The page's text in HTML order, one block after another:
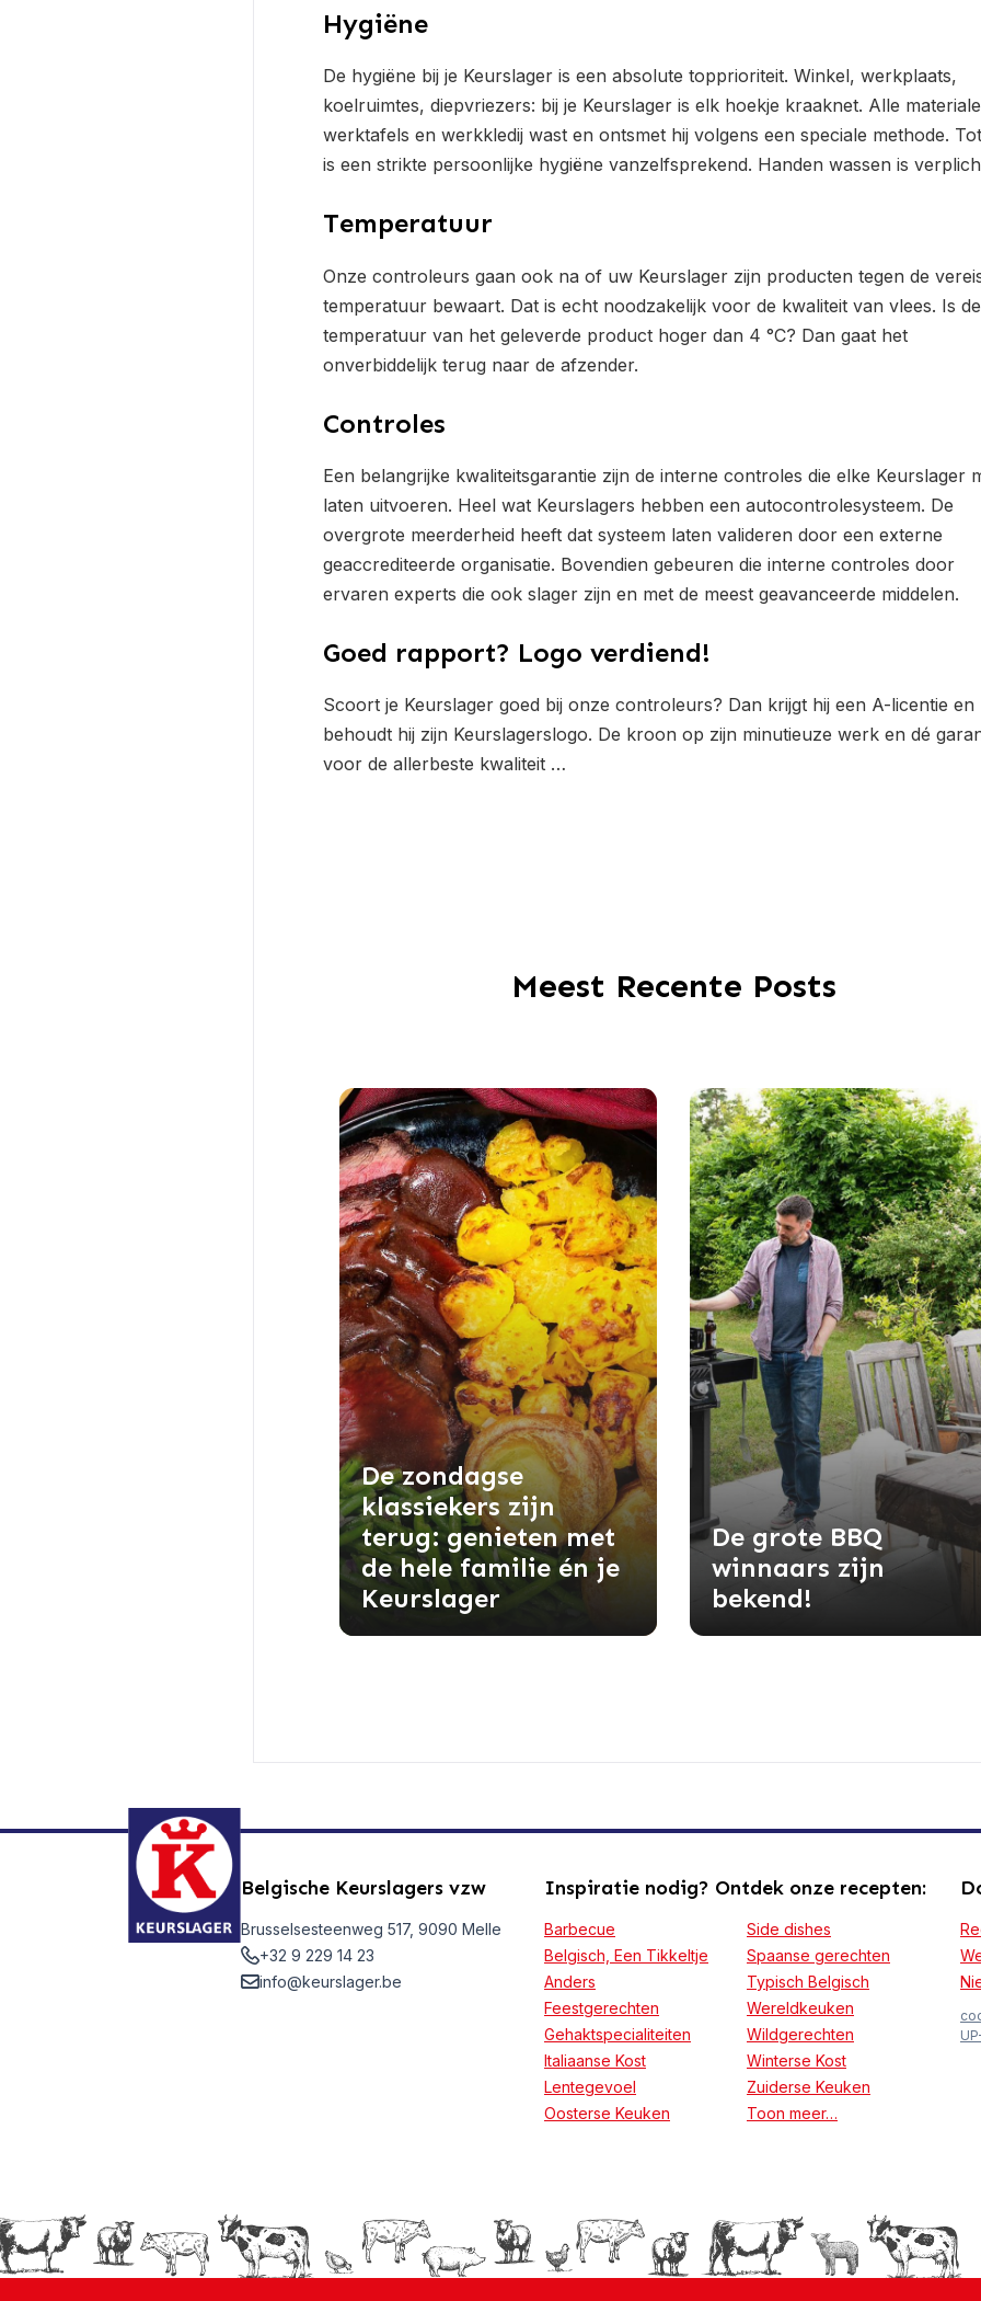
Hygiëne
De hygiëne bij je Keurslager is een absolute topprioriteit. Winkel, werkplaats,
koelruimtes, diepvriezers: bij je Keurslager is elk hoekje kraaknet. Alle
werktafels en werkkledij wast en ontsmet hij volgens een speciale methode.
is een strikte persoonlijke hygiëne vanzelfsprekend. Handen wassen is
Temperatuur
Onze controleurs gaan ook na of uw Keurslager zijn producten tegen de
temperatuur bewaart. Dat is echt noodzakelijk voor de kwaliteit van vlees. Is de
temperatuur van het geleverde product hoger dan 4 °C? Dan gaat het
onverbiddelijk terug naar de afzender.
Controles
Een belangrijke kwaliteitsgarantie zijn de interne controles die elke Keurslager
laten uitvoeren. Heel wat Keurslagers hebben een autocontrolesysteem. De
overgrote meerderheid heeft dat systeem laten valideren door een externe
geaccrediteerde organisatie. Bovendien gebeuren die interne controles door
ervaren experts die ook slager zijn en met de meest geavanceerde middelen.
Goed rapport? Logo verdiend!
Scoort je Keurslager goed bij onze controleurs? Dan krijgt hij een A-licentie en
behoudt hij zijn Keurslagerslogo. De kroon op zijn minutieuze werk en dé
voor de allerbeste kwaliteit …
Meest Recente Posts
De zondagse
klassiekers zijn
terug: genieten met
de hele familie én je
Keurslager
De grote BBQ
winnaars zijn
bekend!
Belgische Keurslagers vzw
Brusselsesteenweg 517, 9090 Melle
+32 9 229 14 23
info@keurslager.be
Inspiratie nodig? Ontdek onze recepten:
Barbecue
Belgisch, Een Tikkeltje
Anders
Feestgerechten
Gehaktspecialiteiten
Italiaanse Kost
Lentegevoel
Oosterse Keuken
Side dishes
Spaanse gerechten
Typisch Belgisch
Wereldkeuken
Wildgerechten
Winterse Kost
Zuiderse Keuken
Toon meer…